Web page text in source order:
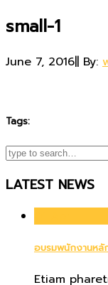
small-1
June 7, 2016|| By:
Tags:
LATEST NEWS
อบรมพนักงานหลั
Etiam